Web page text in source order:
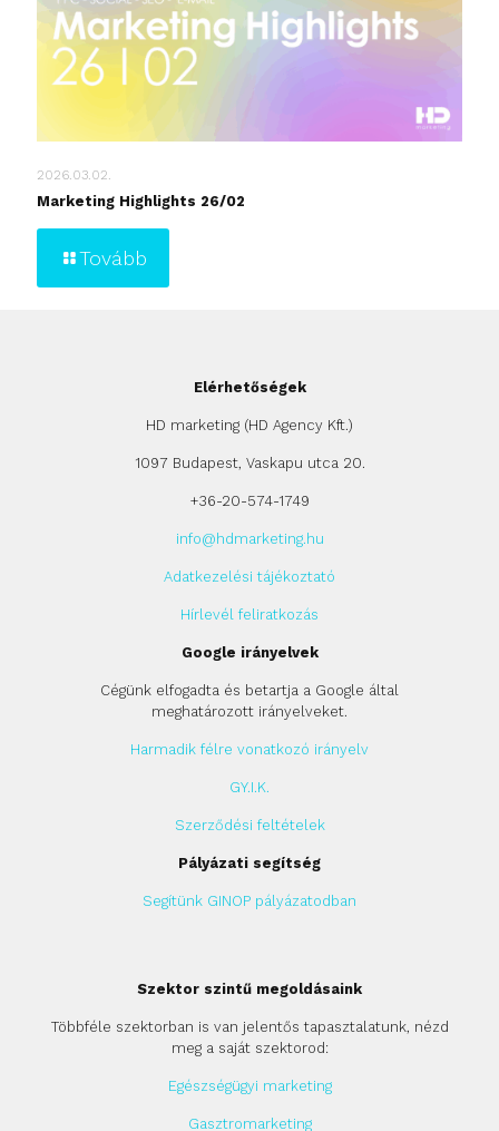
2026.03.02.
Marketing Highlights 26/02
Tovább
Elérhetőségek
HD marketing (HD Agency Kft.)
1097 Budapest, Vaskapu utca 20.
+36-20-574-1749
info@hdmarketing.hu
Adatkezelési tájékoztató
Hírlevél feliratkozás
Google irányelvek
Cégünk elfogadta és betartja a Google által
meghatározott irányelveket.
Harmadik félre vonatkozó irányelv
GY.I.K.
Szerződési feltételek
Pályázati segítség
Segítünk GINOP pályázatodban
Szektor szintű megoldásaink
Többféle szektorban is van jelentős tapasztalatunk, nézd
meg a saját szektorod:
Egészségügyi marketing
Gasztromarketing